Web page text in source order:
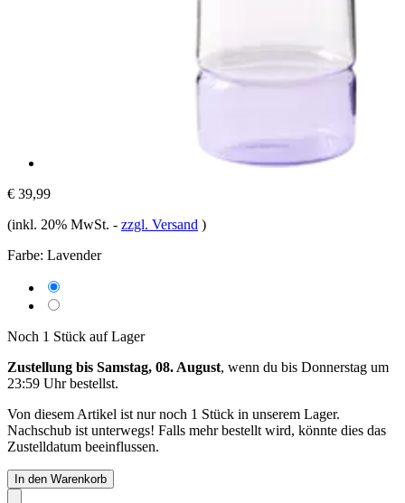
€ 39,99
(inkl. 20% MwSt. - zzgl. Versand )
Farbe: Lavender
Noch 1 Stück auf Lager
Zustellung bis Samstag, 08. August, wenn du bis Donnerstag um
23:59 Uhrbestellst.
Von diesem Artikel ist nur noch 1 Stück in unserem Lager.
Nachschub ist unterwegs! Falls mehr bestellt wird, könnte dies das
Zustelldatum beeinflussen.
In den Warenkorb